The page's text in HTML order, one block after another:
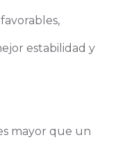
estabilidad y
mayor que un